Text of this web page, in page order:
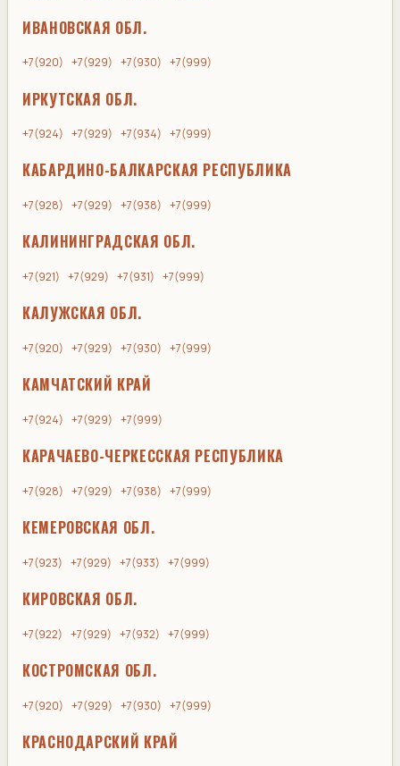
ИВАНОВСКАЯ ОБЛ.
+7(920) +7(929) +7(930) +7(999)
ИРКУТСКАЯ ОБЛ.
+7(924) +7(929) +7(934) +7(999)
КАБАРДИНО-БАЛКАРСКАЯ РЕСПУБЛИКА
+7(928) +7(929) +7(938) +7(999)
КАЛИНИНГРАДСКАЯ ОБЛ.
+7(921) +7(929) +7(931) +7(999)
КАЛУЖСКАЯ ОБЛ.
+7(920) +7(929) +7(930) +7(999)
КАМЧАТСКИЙ КРАЙ
+7(924) +7(929) +7(999)
КАРАЧАЕВО-ЧЕРКЕССКАЯ РЕСПУБЛИКА
+7(928) +7(929) +7(938) +7(999)
КЕМЕРОВСКАЯ ОБЛ.
+7(923) +7(929) +7(933) +7(999)
КИРОВСКАЯ ОБЛ.
+7(922) +7(929) +7(932) +7(999)
КОСТРОМСКАЯ ОБЛ.
+7(920) +7(929) +7(930) +7(999)
КРАСНОДАРСКИЙ КРАЙ